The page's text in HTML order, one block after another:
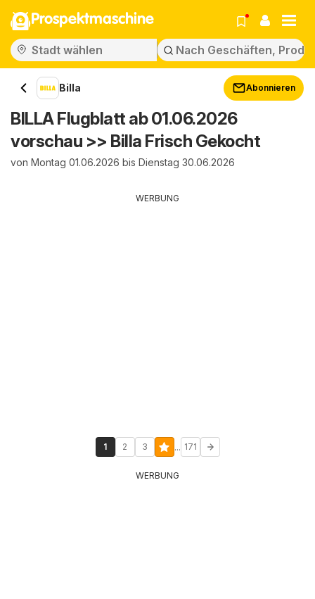
Prospektmaschine
Billa Abonnieren
BILLA Flugblatt ab 01.06.2026
vorschau >> Billa Frisch Gekocht
von Montag 01.06.2026 bis Dienstag 30.06.2026
WERBUNG
1 2 3 ... 171
WERBUNG